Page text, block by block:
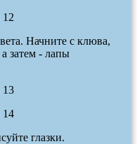
Начните с клюва,
затем - лапы
глазки.